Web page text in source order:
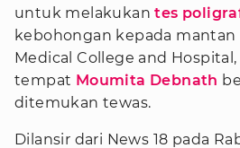
untuk melakukantes
kebohongan kepada mantan
Medical College and
tempat Moumita Debnath
ditemukan tewas.
Dilansir dari News 18 pada